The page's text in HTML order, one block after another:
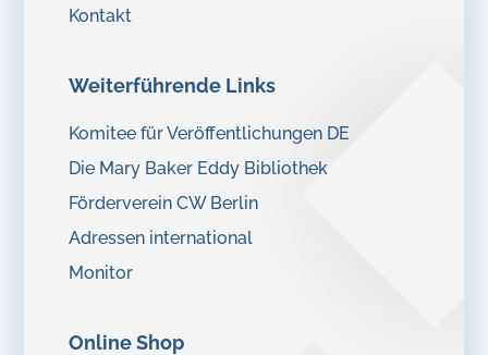
Kontakt
Weiterführende Links
Komitee für Veröffentlichungen DE
Die Mary Baker Eddy Bibliothek
Förderverein CW Berlin
Adressen international
Monitor
Online Shop